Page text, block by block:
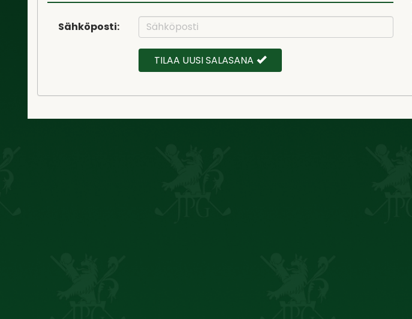
Sähköposti:
TILAA UUSI SALASANA